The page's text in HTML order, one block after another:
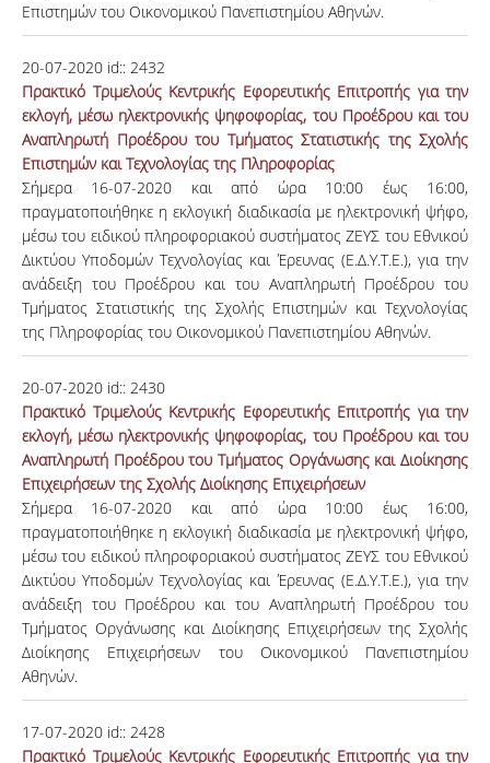
Επιστημών του Οικονομικού Πανεπιστημίου Αθηνών.
20-07-2020 id:: 2432
Πρακτικό Τριμελούς Κεντρικής Εφορευτικής Επιτροπής για την
εκλογή, μέσω ηλεκτρονικής ψηφοφορίας, του Προέδρου και του
Αναπληρωτή Προέδρου του Τμήματος Στατιστικής της Σχολής
Επιστημών και Τεχνολογίας της Πληροφορίας
Σήμερα 16-07-2020 και από ώρα 10:00 έως 16:00,
πραγματοποιήθηκε η εκλογική διαδικασία με ηλεκτρονική ψήφο,
μέσω του ειδικού πληροφοριακού συστήματος ΖΕΥΣ του Eθνικού
Δικτύου Υποδομών Τεχνολογίας και Έρευνας (Ε.Δ.Υ.Τ.Ε.), για την
ανάδειξη του Προέδρου και του Αναπληρωτή Προέδρου του
Τμήματος Στατιστικής της Σχολής Επιστημών και Τεχνολογίας
της Πληροφορίας του Οικονομικού Πανεπιστημίου Αθηνών.
20-07-2020 id:: 2430
Πρακτικό Τριμελούς Κεντρικής Εφορευτικής Επιτροπής για την
εκλογή, μέσω ηλεκτρονικής ψηφοφορίας, του Προέδρου και του
Αναπληρωτή Προέδρου του Τμήματος Οργάνωσης και Διοίκησης
Επιχειρήσεων της Σχολής Διοίκησης Επιχειρήσεων
Σήμερα 16-07-2020 και από ώρα 10:00 έως 16:00,
πραγματοποιήθηκε η εκλογική διαδικασία με ηλεκτρονική ψήφο,
μέσω του ειδικού πληροφοριακού συστήματος ΖΕΥΣ του Εθνικού
Δικτύου Υποδομών Τεχνολογίας και Έρευνας (Ε.Δ.Υ.Τ.Ε.), για την
ανάδειξη του Προέδρου και του Αναπληρωτή Προέδρου του
Τμήματος Οργάνωσης και Διοίκησης Επιχειρήσεων της Σχολής
Διοίκησης Επιχειρήσεων του Οικονομικού Πανεπιστημίου
Αθηνών.
17-07-2020 id:: 2428
Πρακτικό Τριμελούς Κεντρικής Εφορευτικής Επιτροπής για την